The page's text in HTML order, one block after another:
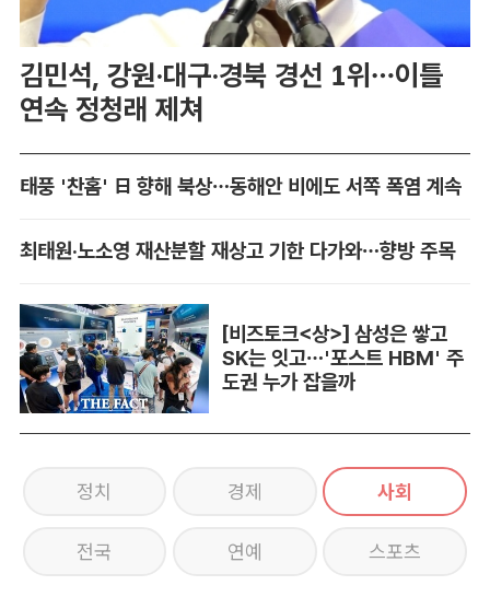
김민석, 강원·대구·경북 경선 1위…이틀
연속 정청래 제쳐
태풍 '찬홈' 日 향해 북상…동해안 비에도 서쪽 폭염 계속
최태원·노소영 재산분할 재상고 기한 다가와…향방 주목
[비즈토크<상>] 삼성은 쌓고
SK는 잇고…'포스트 HBM' 주
도권 누가 잡을까
정치 경제 사회
전국 연예 스포츠